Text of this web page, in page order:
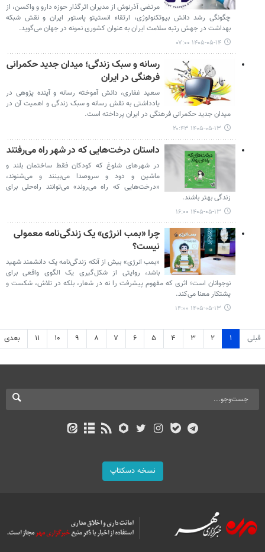
مرتضی آذرنوش از مدیران اثرگذار حوزه دارو و واکسن، از
چگونگی رشد دانش بیوتکنولوژی، ارتقاء انستیتو پاستور ایران و نقش شبکه
بهداشت در جهش رتبه سلامت ایران به عنوان کشوری نمونه در جهان می‌گوید.
۱۴۰۵-۰۵-۱۴ ۰۷:۰۰
رسانه و سبک زندگی؛ میدان جدید حکمرانی
فرهنگی در ایران
سعید غفاری، دانش آموخته رسانه و آینده پژوهی در
یادداشتی به نقش رسانه و سبک زندگی و اهمیت آن در
میدان جدید حکمرانی فرهنگی در ایران پرداخته است.
۱۴۰۵-۰۵-۱۳ ۲۰:۴۳
داستان درخت‌هایی که در شهر راه می‌رفتند
در شهرهای شلوغ که کودکان فقط ساختمان بلند و
ماشین و دود و سروصدا می‌بینند و می‌شنوند،
«درخت‌هایی که راه می‌روند» می‌توانند راه‌حلی برای
زندگی بهتر باشند.
۱۴۰۵-۰۵-۱۳ ۱۶:۰۰
چرا «بمب انرژی» یک زندگی‌نامه معمولی
نیست؟
«بمب انرژی» بیش از آنکه زندگی‌نامه یک دانشمند شهید
باشد، روایتی از شکل‌گیری یک الگوی واقعی برای
نوجوانان است؛ اثری که مفهوم پیشرفت را نه در شعار، بلکه در تلاش، شکست و
پشتکار معنا می‌کند.
۱۴۰۵-۰۵-۱۳ ۱۴:۰۰
قبلی ۱ ۲ ۳ ۴ ۵ ۶ ۷ ۸ ۹ ۱۰ ۱۱ بعدی
نسخه دسکتاپ